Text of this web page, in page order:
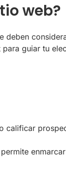
web?
deben
guiar tu
calificar